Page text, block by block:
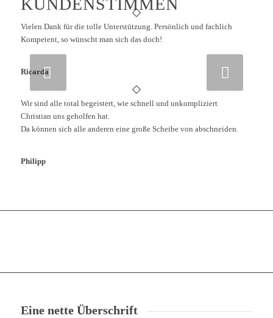
KUNDENSTIMMEN
Vielen Dank für die tolle Unterstützung. Persönlich und fachlich
Kompetent, so wünscht man sich das doch!
Ricarda
Wir sind alle total begeistert, wie schnell und unkompliziert
Christian uns geholfen hat.
Da können sich alle anderen eine große Scheibe von abschneiden.
Philipp
Eine nette Überschrift